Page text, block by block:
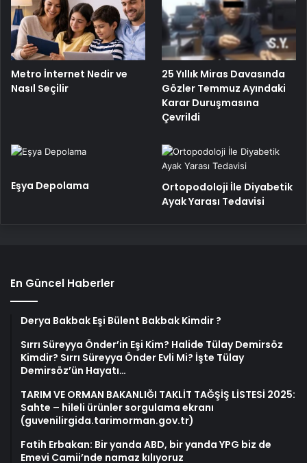
Metro İnternet Nedir ve
Nasıl Seçilir
25 Yıllık Miras Davasında
Gözler Temmuz Ayındaki
Karar Duruşmasına
Çevrildi
Eşya Depolama
Ortopodoloji İle Diyabetik
Ayak Yarası Tedavisi
En Güncel Haberler
Derya Bakbak Eşi Bülent Bakbak Kimdir ?
Sırrı Süreyya Önder’in Eşi Kim? Halide Tülay Demirsöz
Kimdir? Sırrı Süreyya Önder Evli Mi? İşte Tülay
Demirsöz’ün Hayatı…
TARIM VE ORMAN BAKANLIĞI TAKLİT TAĞŞİŞ LİSTESİ 2025:
Sahte – hileli ürünler sorgulama ekranı
(guvenilirgida.tarimorman.gov.tr)
Fatih Erbakan: Bir yanda ABD, bir yanda YPG biz de
Emevi Camii’nde namaz kılıyoruz